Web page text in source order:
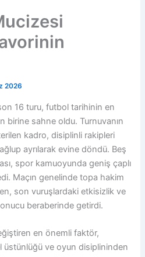
2026
16 turu, futbol tarihinin en
birine sahne oldu. Turnuvanın
kadro, disiplinli rakipleri
ayrılarak evine döndü. Beş
spor kamuoyunda geniş çaplı
Maçın genelinde topa hakim
son vuruşlardaki etkisizlik ve
beraberinde getirdi.
en önemli faktör,
ve oyun disiplininden